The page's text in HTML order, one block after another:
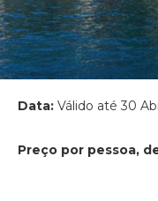
Data: Válido até 30
Preço por pessoa,